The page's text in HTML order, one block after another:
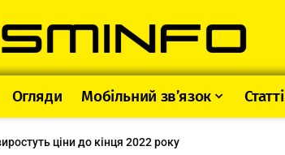
Огляди Мобільний зв’язок Статті
ціни до кінця 2022 року